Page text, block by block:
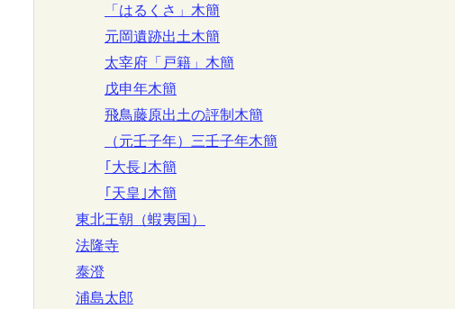
「はるくさ」木簡
元岡遺跡出土木簡
太宰府「戸籍」木簡
戊申年木簡
飛鳥藤原出土の評制木簡
（元壬子年）三壬子年木簡
｢大長｣木簡
｢天皇｣木簡
東北王朝（蝦夷国）
法隆寺
泰澄
浦島太郎